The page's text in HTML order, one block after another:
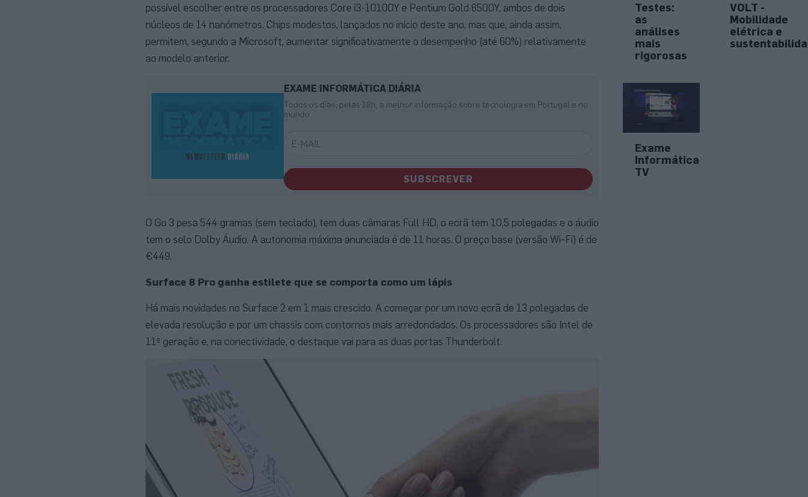
possível escolher entre os processadores Core i3-10100Y e Pentium Gold 6500Y, ambos de dois
núcleos de 14 nanómetros. Chips modestos, lançados no início deste ano, mas que, ainda assim,
permitem, segundo a Microsoft, aumentar significativamente o desempenho (até 60%) relativamente
ao modelo anterior.
EXAME INFORMÁTICA DIÁRIA
Todos os dias, pelas 18h, a melhor informação sobre tecnologia em Portugal e no
mundo
SUBSCREVER
O Go 3 pesa 544 gramas (sem teclado), tem duas câmaras Full HD, o ecrã tem 10,5 polegadas e o áudio
tem o selo Dolby Áudio. A autonomia máxima anunciada é de 11 horas. O preço base (versão Wi-Fi) é de
€449.
Surface 8 Pro ganha estilete que se comporta como um lápis
Há mais novidades no Surface 2 em 1 mais crescido. A começar por um novo ecrã de 13 polegadas de
elevada resolução e por um chassis com contornos mais arredondados. Os processadores são Intel de
11º geração e, na conectividade, o destaque vai para as duas portas Thunderbolt.
Testes:
as
análises
mais
rigorosas
VOLT -
Mobilidade
elétrica e
Exame
Informática
TV